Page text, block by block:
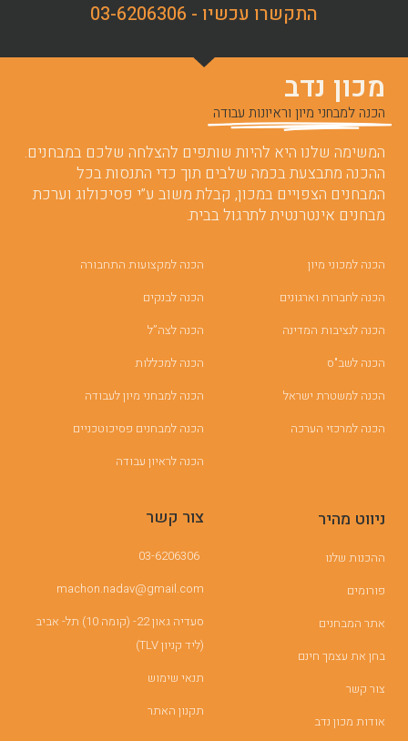
התקשרו עכשיו - 03-6206306
מכון נדב
הכנה למבחני מיון וראיונות עבודה
המשימה שלנו היא להיות שותפים להצלחה שלכם במבחנים.
ההכנה מתבצעת בכמה שלבים תוך כדי התנסות בכל
המבחנים הצפויים במכון, קבלת משוב ע”י פסיכולוג וערכת
מבחנים אינטרנטית לתרגול בבית.
הכנה למכוני מיון
הכנה לחברות וארגונים
הכנה לנציבות המדינה
הכנה לשב"ס
הכנה למשטרת ישראל
הכנה למרכזי הערכה
הכנה למקצועות התחבורה
הכנה לבנקים
הכנה לצה”ל
הכנה למכללות
הכנה למבחני מיון לעבודה
הכנה למבחנים פסיכוטכניים
הכנה לראיון עבודה
ניווט מהיר
ההכנות שלנו
פורומים
אתר המבחנים
בחן את עצמך חינם
צור קשר
אודות מכון נדב
צור קשר
03-6206306
machon.nadav@gmail.com
סעדיה גאון 22- (קומה 10) תל- אביב
(ליד קניון TLV)
תנאי שימוש
תקנון האתר